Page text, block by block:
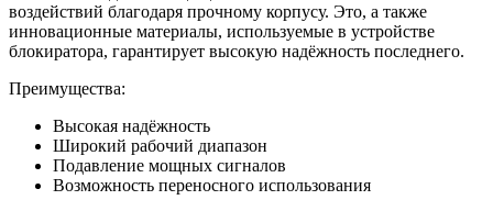
воздействий благодаря прочному корпусу. Это, а также
инновационные материалы, используемые в устройстве
блокиратора, гарантирует высокую надёжность последнего.
Преимущества:
Высокая надёжность
Широкий рабочий диапазон
Подавление мощных сигналов
Возможность переносного использования